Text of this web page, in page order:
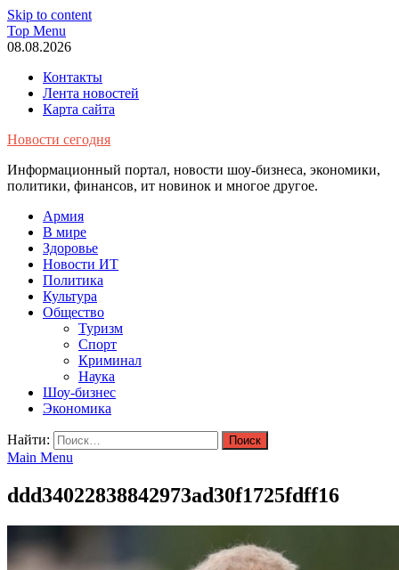
Skip to content
Top Menu
08.08.2026
Контакты
Лента новостей
Карта сайта
Новости сегодня
Информационный портал, новости шоу-бизнеса, экономики,
политики, финансов, ит новинок и многое другое.
Армия
В мире
Здоровье
Новости ИТ
Политика
Культура
Общество
Туризм
Спорт
Криминал
Наука
Шоу-бизнес
Экономика
Найти:
Main Menu
ddd34022838842973ad30f1725fdff16